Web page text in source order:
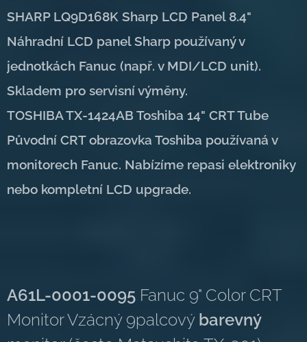
SHARP LQ9D168K Sharp LCD Panel 8.4"
Náhradní LCD panel Sharp používaný v
jednotkách Fanuc (např. v MDI/LCD unit).
Skladem pro servisní výměny.
TOSHIBA TX-1424AB Toshiba 14" CRT Tube
Původní CRT obrazovka Toshiba používaná v
monitorech Fanuc. Nabízíme repasi elektroniky
nebo kompletní LCD upgrade.
A61L-0001-0095 Fanuc 9" Color CRT
Monitor Vzácný 9palcový barevný